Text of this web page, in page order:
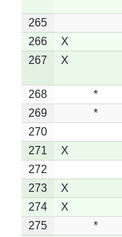
265
266
X
267
X
268 *
269
*
270
271
X
272
273
X
274
X
275
*